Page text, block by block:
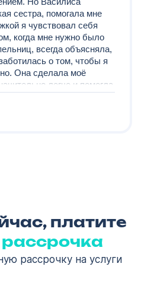
сестра, помогала мне
я чувствовал себя
когда мне нужно было
всегда объясняла,
о том, чтобы я
Она сделала моё
легче и помогла
платите
рассрочку на услуги
ЗАЯВКУ
Кодирование
алкоголизма
Кострома
ЗАЯВКУ